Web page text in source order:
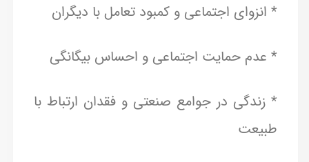
* انزوای اجتماعی و کمبود تعامل با دیگران
* عدم حمایت اجتماعی و احساس بیگانگی
* زندگی در جوامع صنعتی و فقدان ارتباط با
طبیعت